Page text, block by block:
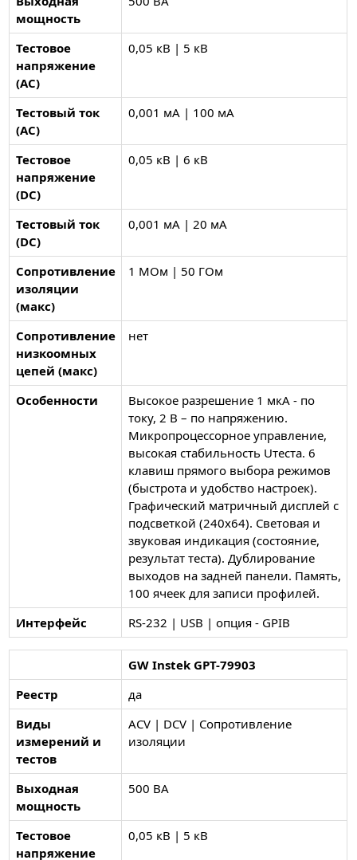
мощность
Тестовое
напряжение
(AC)
0,05 кВ | 5 кВ
Тестовый ток
(AC)
0,001 мА | 100 мА
Тестовое
напряжение
(DC)
0,05 кВ | 6 кВ
Тестовый ток
(DC)
0,001 мА | 20 мА
Сопротивление
изоляции
(макс)
1 МОм | 50 ГОм
Сопротивление
низкоомных
цепей (макс)
нет
Особенности
Высокое разрешение 1 мкА - по
току, 2 В – по напряжению.
Микропроцессорное управление,
высокая стабильность Uтеста. 6
клавиш прямого выбора режимов
(быстрота и удобство настроек).
Графический матричный дисплей с
подсветкой (240х64). Световая и
звуковая индикация (состояние,
результат теста). Дублирование
выходов на задней панели. Память,
100 ячеек для записи профилей.
Интерфейс
RS-232 | USB | опция - GPIB
GW Instek GPT-79903
Реестр
да
Виды
измерений и
тестов
ACV | DCV | Сопротивление
изоляции
Выходная
мощность
500 ВА
Тестовое
напряжение
0,05 кВ | 5 кВ